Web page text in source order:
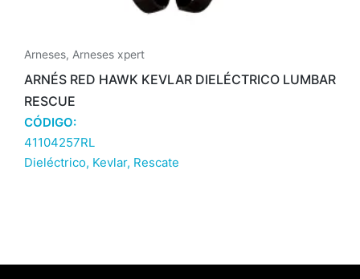
Arneses, Arneses xpert
ARNÉS RED HAWK KEVLAR DIELÉCTRICO LUMBAR
RESCUE
CÓDIGO:
41104257RL
Dieléctrico, Kevlar, Rescate